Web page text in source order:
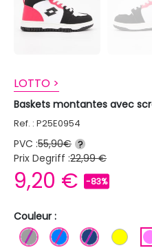
LOTTO >
Baskets montantes avec
Ref. : P25E0954
PVC :55,90€ ?
Prix Degriff :22,99 €
9,20 € -83%
Couleur :
GRIS BLEU BLEU